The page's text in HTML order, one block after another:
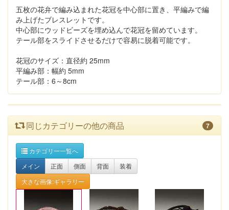
五枚の花弁で編み込まれた花冠を中心部に置き、平編みで編
み上げたブレスレットです。
中心部にウッドビーズを埋め込んで花冠を留めています。
テール部をスライドさせるだけで容易に脱着可能です。
花冠のサイズ：直径約 25mm
平編み部：幅約 5mm
テール部：6～8cm
同じカテゴリーの他の商品 7
カテゴリー一覧へ
メイン
正面 側面 背面
装着
大きな画像:ギャラリー